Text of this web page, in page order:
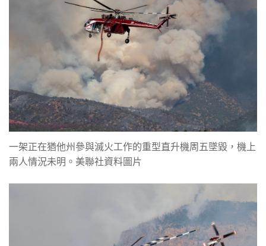
一架正在猶他州參與滅火工作的重型直升機周五墜毀，機上
兩人情況未明。美聯社資料圖片